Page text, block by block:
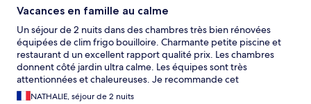
Vacances en famille au calme
Un séjour de 2 nuits dans des chambres très bien rénovées
équipées de clim frigo bouilloire. Charmante petite piscine et
restaurant d un excellent rapport qualité prix. Les chambres
donnent côté jardin ultra calme. Les équipes sont très
attentionnées et chaleureuses. Je recommande cet
établissement pour un moment de vacances.
NATHALIE, séjour de 2 nuits